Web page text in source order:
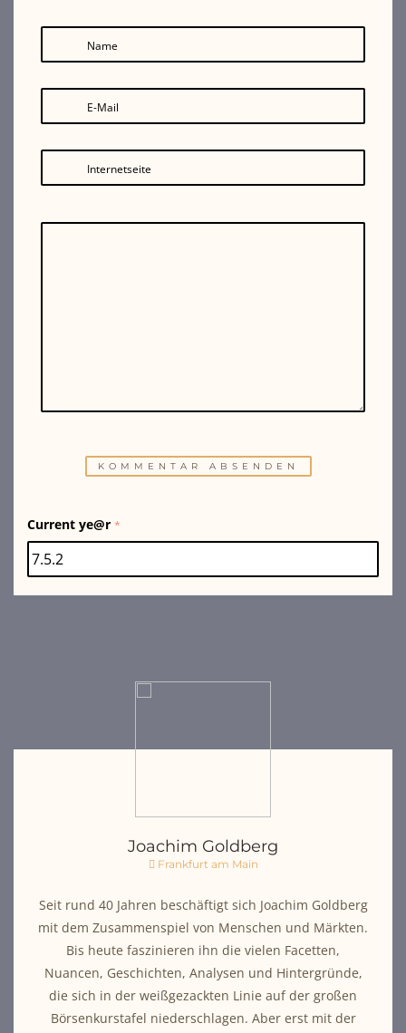
Name
E-Mail
Internetseite
Current ye@r *
Joachim Goldberg
Frankfurt am Main
Seit rund 40 Jahren beschäftigt sich Joachim Goldberg
mit dem Zusammenspiel von Menschen und Märkten.
Bis heute faszinieren ihn die vielen Facetten,
Nuancen, Geschichten, Analysen und Hintergründe,
die sich in der weißgezackten Linie auf der großen
Börsenkurstafel niederschlagen. Aber erst mit der